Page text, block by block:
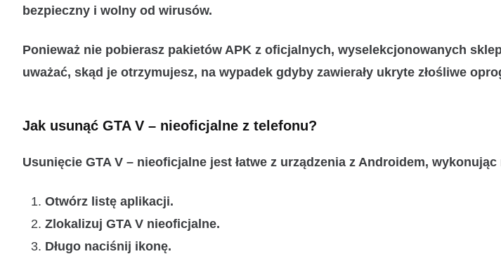
bezpieczny i wolny od wirusów.
Ponieważ nie pobierasz pakietów APK z oficjalnych, wyselekcjonowanych
uważać, skąd je otrzymujesz, na wypadek gdyby zawierały ukryte złośliwe
Jak usunąć GTA V – nieoficjalne z telefonu?
Usunięcie GTA V – nieoficjalne jest łatwe z urządzenia z Androidem,
Otwórz listę aplikacji.
Zlokalizuj GTA V nieoficjalne.
Długo naciśnij ikonę.